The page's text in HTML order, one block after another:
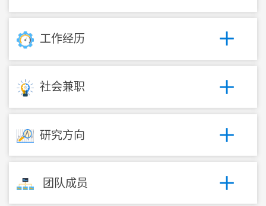
工作经历
社会兼职
研究方向
团队成员